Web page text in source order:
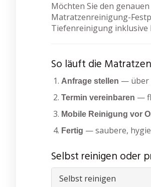
Möchten Sie den
Matratzenreinigung-
Tiefenreinigung inklusive
So läuft die
Anfrage stellen — über
Termin vereinbaren —
Mobile Reinigung vor
Fertig — saubere,
Selbst reinigen oder
Selbst reinigen